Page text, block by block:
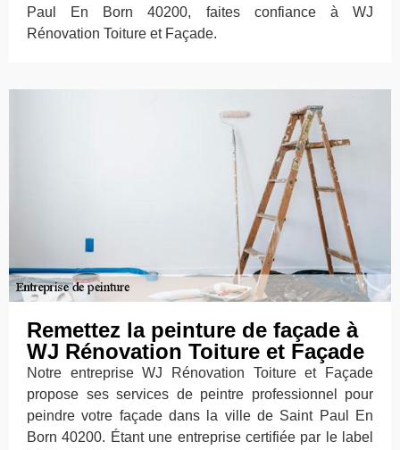
Paul En Born 40200, faites confiance à WJ
Rénovation Toiture et Façade.
Remettez la peinture de façade à
WJ Rénovation Toiture et Façade
Notre entreprise WJ Rénovation Toiture et Façade
propose ses services de peintre professionnel pour
peindre votre façade dans la ville de Saint Paul En
Born 40200. Étant une entreprise certifiée par le label